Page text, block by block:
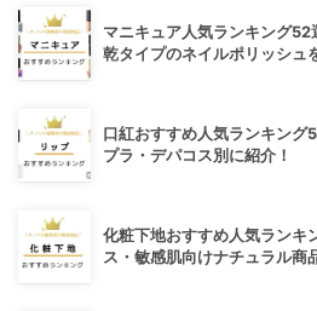
マニキュア人気ランキング
乾タイプのネイルポリッシュ
口紅おすすめ人気ランキング
プラ・デパコス別に紹介！
化粧下地おすすめ人気ランキ
ス・敏感肌向けナチュラル商